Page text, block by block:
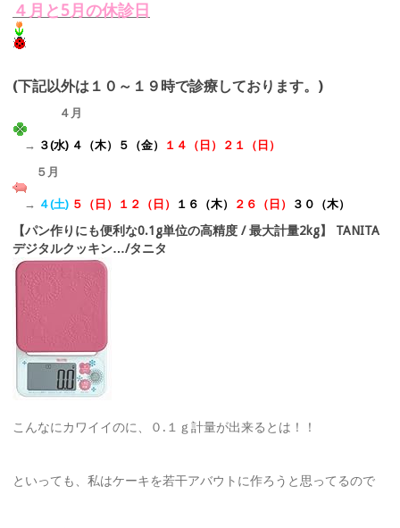
４月と5月の休診日
(下記以外は１０～１９時で診療しております。)
４月
→ ３(水) ４（木）５（金） １４（日）
２１（日）
５月
→ ４(土) ５（日）１２ （日） １６（木） ２６（日） ３０（木）
【パン作りにも便利な0.1g単位の高精度 / 最大計量2kg】 TANITA
デジタルクッキン…/タニタ
こんなにカワイイのに、０.１ｇ計量が出来るとは！！
といっても、私はケーキを若干アバウトに作ろうと思ってるので